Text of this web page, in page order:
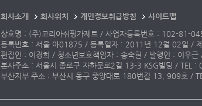
회사소개 회사위치 개인정보취급방침
사이트맵
상호명 : (주)코리아쉬핑가제트 / 사업자등록번호 : 102-81-
등록번호 : 서울 아01875 / 등록일자 : 2011년 12월 02일 / 제
편집인 : 이경희 / 청소년보호책임자 : 송숙현 / 발행인 : 이우
본사주소 : 서울시 종로구 자하문로2길 13-3 KSG빌딩 /
부산지부 주소 : 부산시 동구 중앙대로 180번길 13, 909호